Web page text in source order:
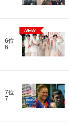
6位
6
NEW
7位
7